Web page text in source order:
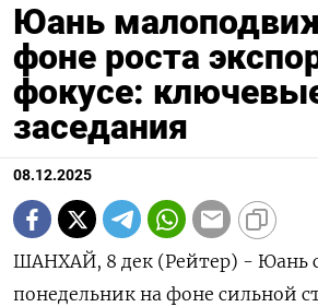
Юань
фоне роста
фокусе:
заседания
08.12.2025
ШАНХАЙ, 8 дек (Рейтер) - Юань
понедельник на фоне сильной